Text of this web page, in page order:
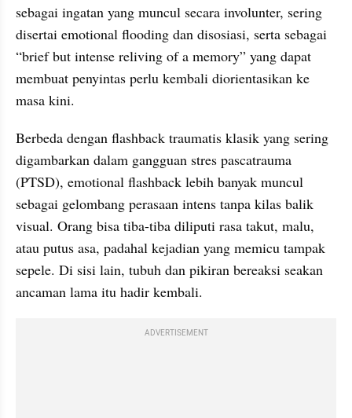
sebagai ingatan yang muncul secara involunter, sering
disertai emotional flooding dan disosiasi, serta sebagai
“brief but intense reliving of a memory” yang dapat
membuat penyintas perlu kembali diorientasikan ke
masa kini.
Berbeda dengan flashback traumatis klasik yang sering
digambarkan dalam gangguan stres pascatrauma
(PTSD), emotional flashback lebih banyak muncul
sebagai gelombang perasaan intens tanpa kilas balik
visual. Orang bisa tiba-tiba diliputi rasa takut, malu,
atau putus asa, padahal kejadian yang memicu tampak
sepele. Di sisi lain, tubuh dan pikiran bereaksi seakan
ancaman lama itu hadir kembali.
ADVERTISEMENT